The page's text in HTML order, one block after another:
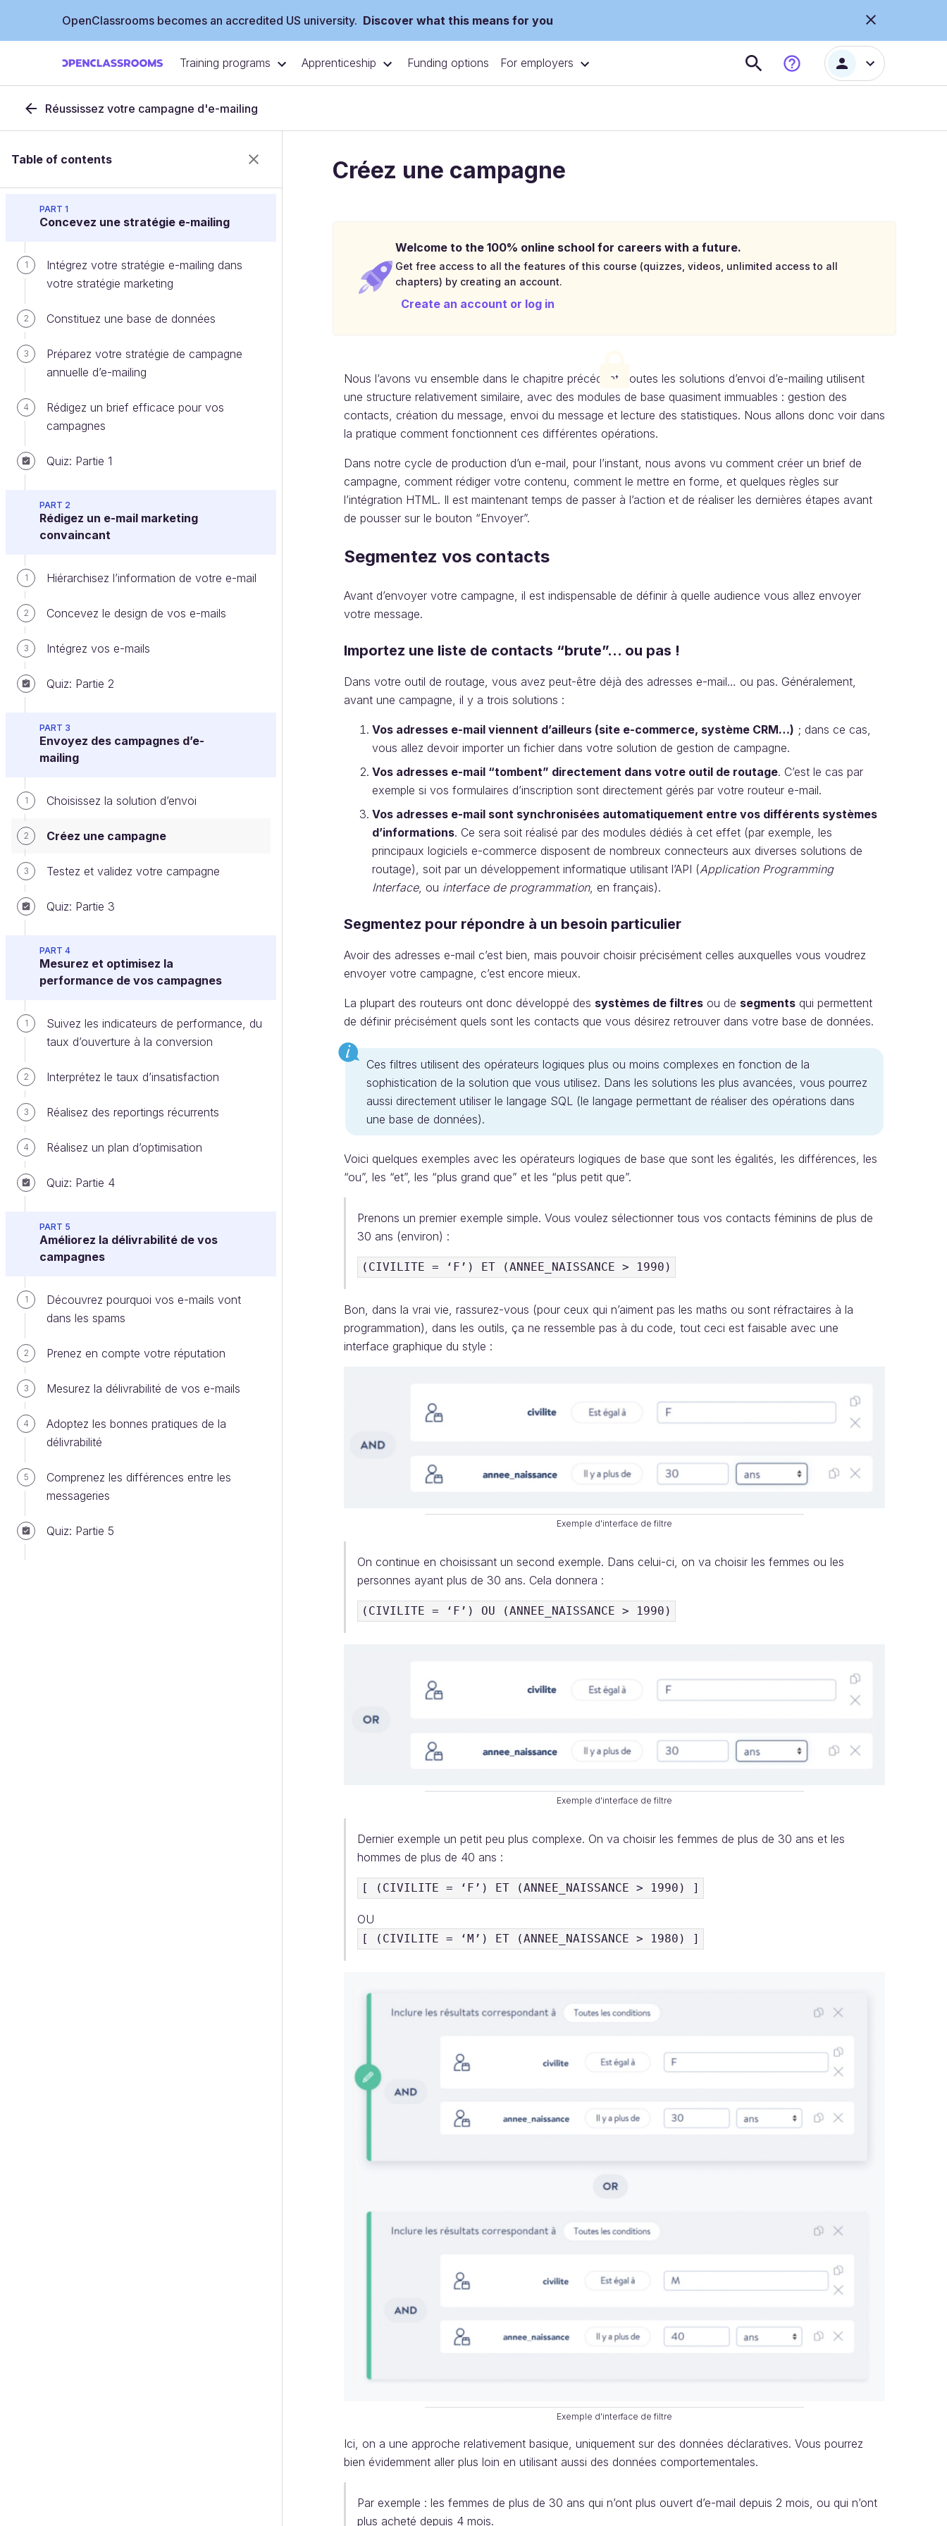
OpenClassrooms becomes an accredited US university. Discover what this means for you
Training programs Apprenticeship Funding options For employers
Réussissez votre campagne d'e-mailing
Table of contents
PART 1
Concevez une stratégie e-mailing
1
Intégrez votre stratégie e-mailing dans
votre stratégie marketing
2 Constituez une base de données
3
Préparez votre stratégie de campagne
annuelle d’e-mailing
4
Rédigez un brief efficace pour vos
campagnes
Quiz: Partie 1
PART 2
Rédigez un e-mail marketing
convaincant
1 Hiérarchisez l’information de votre e-mail
2 Concevez le design de vos e-mails
3 Intégrez vos e-mails
Quiz: Partie 2
PART 3
Envoyez des campagnes d’e-
mailing
1 Choisissez la solution d’envoi
2 Créez une campagne
3 Testez et validez votre campagne
Quiz: Partie 3
PART 4
Mesurez et optimisez la
performance de vos campagnes
1
Suivez les indicateurs de performance, du
taux d’ouverture à la conversion
2 Interprétez le taux d’insatisfaction
3 Réalisez des reportings récurrents
4 Réalisez un plan d’optimisation
Quiz: Partie 4
PART 5
Améliorez la délivrabilité de vos
campagnes
1
Découvrez pourquoi vos e-mails vont
dans les spams
2 Prenez en compte votre réputation
3 Mesurez la délivrabilité de vos e-mails
4
Adoptez les bonnes pratiques de la
délivrabilité
5
Comprenez les différences entre les
messageries
Quiz: Partie 5
Créez une campagne
Welcome to the 100% online school for careers with a future.
Get free access to all the features of this course (quizzes, videos, unlimited access to all
chapters) by creating an account.
Create an account or log in
Nous l’avons vu ensemble dans le chapitre précédent, toutes les solutions d’envoi d’e-mailing utilisent
une structure relativement similaire, avec des modules de base quasiment immuables : gestion des
contacts, création du message, envoi du message et lecture des statistiques. Nous allons donc voir dans
la pratique comment fonctionnent ces différentes opérations.
Dans notre cycle de production d’un e-mail, pour l’instant, nous avons vu comment créer un brief de
campagne, comment rédiger votre contenu, comment le mettre en forme, et quelques règles sur
l’intégration HTML. Il est maintenant temps de passer à l’action et de réaliser les dernières étapes avant
de pousser sur le bouton “Envoyer”.
Segmentez vos contacts
Avant d’envoyer votre campagne, il est indispensable de définir à quelle audience vous allez envoyer
votre message.
Importez une liste de contacts “brute”... ou pas !
Dans votre outil de routage, vous avez peut-être déjà des adresses e-mail… ou pas. Généralement,
avant une campagne, il y a trois solutions :
Vos adresses e-mail viennent d’ailleurs (site e-commerce, système CRM…) ; dans ce cas,
vous allez devoir importer un fichier dans votre solution de gestion de campagne.
Vos adresses e-mail “tombent” directement dans votre outil de routage. C’est le cas par
exemple si vos formulaires d’inscription sont directement gérés par votre routeur e-mail.
Vos adresses e-mail sont synchronisées automatiquement entre vos différents systèmes
d’informations. Ce sera soit réalisé par des modules dédiés à cet effet (par exemple, les
principaux logiciels e-commerce disposent de nombreux connecteurs aux diverses solutions de
routage), soit par un développement informatique utilisant l’API (Application Programming
Interface, ou interface de programmation, en français).
Segmentez pour répondre à un besoin particulier
Avoir des adresses e-mail c’est bien, mais pouvoir choisir précisément celles auxquelles vous voudrez
envoyer votre campagne, c’est encore mieux.
La plupart des routeurs ont donc développé des systèmes de filtres ou de segments qui permettent
de définir précisément quels sont les contacts que vous désirez retrouver dans votre base de données.
Ces filtres utilisent des opérateurs logiques plus ou moins complexes en fonction de la
sophistication de la solution que vous utilisez. Dans les solutions les plus avancées, vous pourrez
aussi directement utiliser le langage SQL (le langage permettant de réaliser des opérations dans
une base de données).
Voici quelques exemples avec les opérateurs logiques de base que sont les égalités, les différences, les
“ou”, les “et”, les “plus grand que” et les “plus petit que”.
Prenons un premier exemple simple. Vous voulez sélectionner tous vos contacts féminins de plus de
30 ans (environ) :
(CIVILITE = ‘F’) ET (ANNEE_NAISSANCE > 1990)
Bon, dans la vrai vie, rassurez-vous (pour ceux qui n’aiment pas les maths ou sont réfractaires à la
programmation), dans les outils, ça ne ressemble pas à du code, tout ceci est faisable avec une
interface graphique du style :
Exemple d'interface de filtre
On continue en choisissant un second exemple. Dans celui-ci, on va choisir les femmes ou les
personnes ayant plus de 30 ans. Cela donnera :
(CIVILITE = ‘F’) OU (ANNEE_NAISSANCE > 1990)
Exemple d'interface de filtre
Dernier exemple un petit peu plus complexe. On va choisir les femmes de plus de 30 ans et les
hommes de plus de 40 ans :
[ (CIVILITE = ‘F’) ET (ANNEE_NAISSANCE > 1990) ]
OU
[ (CIVILITE = ‘M’) ET (ANNEE_NAISSANCE > 1980) ]
Exemple d'interface de filtre
Ici, on a une approche relativement basique, uniquement sur des données déclaratives. Vous pourrez
bien évidemment aller plus loin en utilisant aussi des données comportementales.
Par exemple : les femmes de plus de 30 ans qui n’ont plus ouvert d’e-mail depuis 2 mois, ou qui n’ont
plus acheté depuis 4 mois.